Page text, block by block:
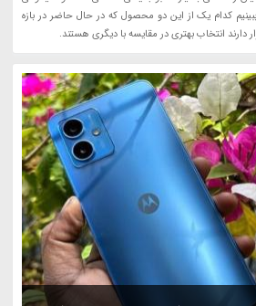
تا ببینیم کدام یک از این دو محصول که در حال حاضر در بازه